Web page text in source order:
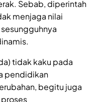
Sebab, diperintah
menjaga nilai
tidak kaku pada
pendidikan
begitu juga